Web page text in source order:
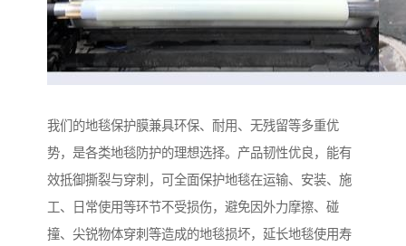
我们的地毯保护膜兼具环保、耐用、无残留等多重优
势，是各类地毯防护的理想选择。产品韧性优良，能有
效抵御撕裂与穿刺，可全面保护地毯在运输、安装、施
工、日常使用等环节不受损伤，避免因外力摩擦、碰
撞、尖锐物体穿刺等造成的地毯损坏，延长地毯使用寿